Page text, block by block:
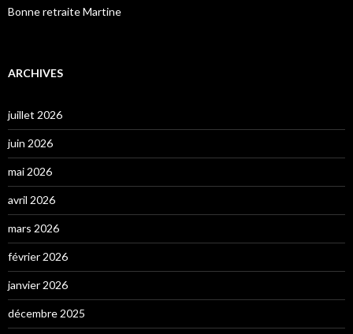
Bonne retraite Martine
ARCHIVES
juillet 2026
juin 2026
mai 2026
avril 2026
mars 2026
février 2026
janvier 2026
décembre 2025